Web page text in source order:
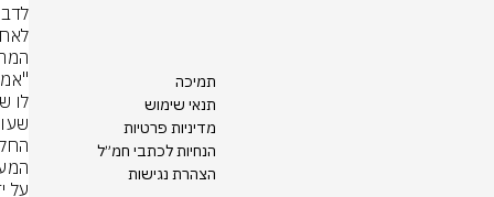
תמיכה
תנאי שימוש
מדיניות פרטיות
הנחיות לכתבי חמ״ל
הצהרת נגישות